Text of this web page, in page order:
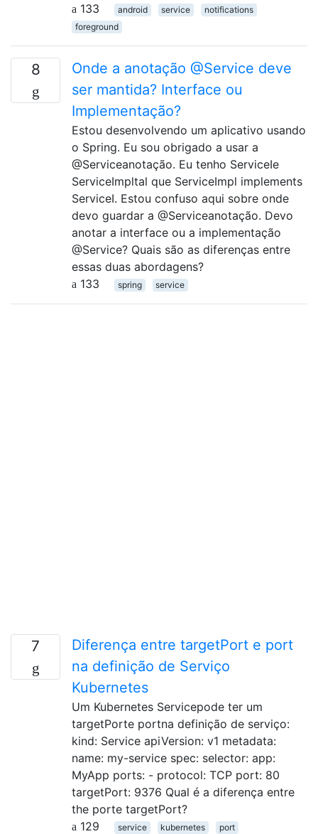
133
android service
notifications
foreground
8
Onde a anotação @Service deve
ser mantida? Interface ou
Implementação?
Estou desenvolvendo um aplicativo usando
o Spring. Eu sou obrigado a usar a
@Serviceanotação. Eu tenho ServiceIe
ServiceImpltal que ServiceImpl implements
ServiceI. Estou confuso aqui sobre onde
devo guardar a @Serviceanotação. Devo
anotar a interface ou a implementação
@Service? Quais são as diferenças entre
essas duas abordagens?
133
spring service
7
Diferença entre targetPort e port
na definição de Serviço
Kubernetes
Um Kubernetes Servicepode ter um
targetPorte portna definição de serviço:
kind: Service apiVersion: v1 metadata:
name: my-service spec: selector: app:
MyApp ports: - protocol: TCP port: 80
targetPort: 9376 Qual é a diferença entre
the porte targetPort?
129
service kubernetes port